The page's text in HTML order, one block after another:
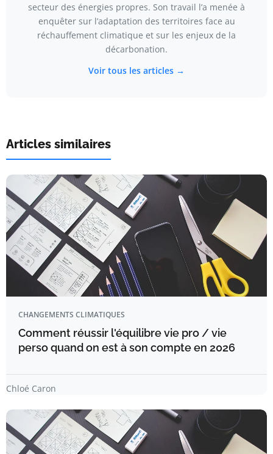
secteur des énergies propres. Son travail l’a menée à
enquêter sur l’adaptation des territoires face au
réchauffement climatique et sur les enjeux de la
décarbonation.
Voir tous les articles →
Articles similaires
CHANGEMENTS CLIMATIQUES
Comment réussir l'équilibre vie pro / vie
perso quand on est à son compte en 2026
Chloé Caron